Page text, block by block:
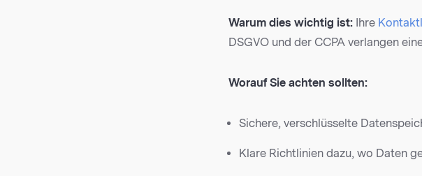
Warum dies wichtig ist: Ihre
DSGVO und der CCPA verlangen
Worauf Sie achten sollten:
Sichere, verschlüsselte
Klare Richtlinien dazu, wo Daten